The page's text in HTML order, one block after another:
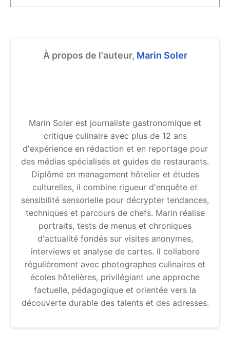
À propos de l'auteur, Marin Soler
Marin Soler est journaliste gastronomique et
critique culinaire avec plus de 12 ans
d'expérience en rédaction et en reportage pour
des médias spécialisés et guides de restaurants.
Diplômé en management hôtelier et études
culturelles, il combine rigueur d'enquête et
sensibilité sensorielle pour décrypter tendances,
techniques et parcours de chefs. Marin réalise
portraits, tests de menus et chroniques
d'actualité fondés sur visites anonymes,
interviews et analyse de cartes. Il collabore
régulièrement avec photographes culinaires et
écoles hôtelières, privilégiant une approche
factuelle, pédagogique et orientée vers la
découverte durable des talents et des adresses.